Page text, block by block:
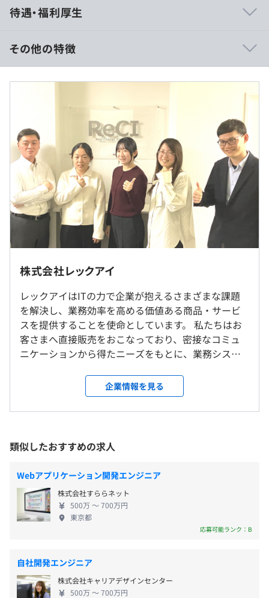
ジ研修／不動産業界基礎知識研修／OJT研修など
・社内検定制度として自社パッケージ知識、システム開発
マネジメントなど、実務に必要な知識検定制度（人事考課
反映）を設定
オブジェクト指向、ウォーターフォール、アジャイル
◼︎レックアイはチームでパッケージシステムを形づくりま
す。若手社員も増え、歳の近い先輩社員に相談しやすい環
境があります。
【開発環境】
開発言語：C#、HTML、CSS、JavaScript
全体：66名
製造部門：47名 ※本ポジションの所属部署（プロダク
トごとにチームが分かれています。チームの人数はさまざ
役員：3名
◎東京・池袋に構える本社。都心からアクセスのよい通勤
が可能です。
◎リモート勤務可能（入社から半年〜1年は出社していた
だき、それ以降は習熟度に合わせて在宅勤務が可能です／
週1出社）
◎転勤はありません。
◎客先勤務は一切ありません。
東京本社
自宅（業務に精通した後）
受動喫煙防止措置に関する事項
従業員に対する受動喫煙対策：敷地内すべて禁煙
東京メトロ有楽町線「東池袋」駅1番出口より徒歩2分
待遇・福利厚生
〈月給：24万円～50万円〉
基本給：24万円〜50万円
◎交通費及び残業代は別途全額支給します。（固定残業代
〈みなし残業代〉制ではありません）
◎前職給与を考慮します！
（※想定年収は年収提示額を保証するものではありません）
9:00～18:00（実働：8時間）
主性に任せています
平均残業時間：平均9時間／月
《年間休日：127日》※2025年度実績
・完全週休2日制（土・日）
りますが平日に振替休日の取得が可能）
・年末年始休暇
・年次有休休暇（入社後6カ月経過時に10日付与）
・慶弔休暇
・育児・介護休暇
その他の特徴
株式会社レックアイ
レックアイはITの力で企業が抱えるさまざまな課題
を解決し、業務効率を高める価値ある商品・サービ
スを提供することを使命としています。 私たちはお
客さまへ直接販売をおこなっており、密接なコミュ
ニケーションから得たニーズをもとに、業務システ
ンストップサービスを提供しています。 私たちは他
の企業に属さない独立SIerであるため、お客さまへの
要望に対して柔軟で効果的なアプローチを可能とし
常にお客さまの要望を形にしてきた基幹系業務支援
システム『BMSシリーズ』は、不動産売買仲介シス
テムで国内シェア第1位を獲得しました！（※出典：
富士キメラ総研 業種別 IT 投資/デジタルソリューシ
ョン市場） 業界特化型のパッケージシステムを日々
ブラッシュアップし、よりよい製品をつくり続けて
きた当社は、不動産業界における数多くのクライア
これからもお客さま本位でものごとを考え、価値あ
る製品・サービスを提供していき、お客さまの業務
効率化・DX化への貢献に挑戦し続けます。
企業情報を見る
類似したおすすめの求人
Webアプリケーション開発エンジニア
株式会社すららネット
500万 〜 700万円
東京都
応募可能ランク：B
自社開発エンジニア
株式会社キャリアデザインセンター
500万 〜 700万円